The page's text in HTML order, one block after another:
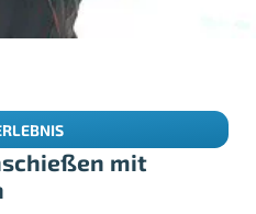
mit